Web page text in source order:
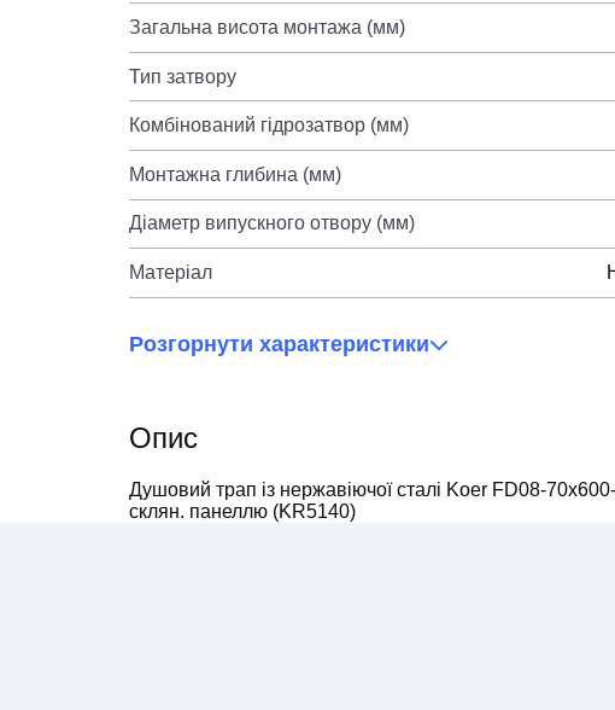
Загальна висота монтажа (мм)
Тип затвору
Комбінований гідрозатвор (мм)
Монтажна глибина (мм)
Діаметр випускного отвору (мм)
Матеріал
Розгорнути характеристики
Опис
Душовий трап із нержавіючої сталі Koer FD08-
склян. панеллю (KR5140)